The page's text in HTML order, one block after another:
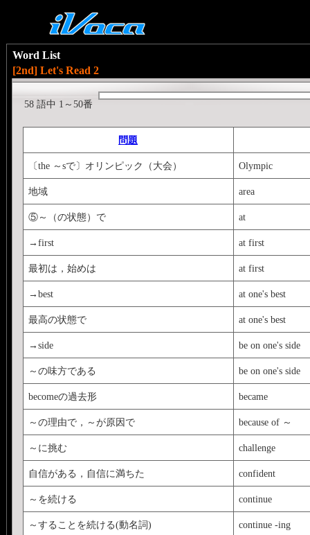
Word List
[2nd] Let's Read 2
58 語中 1～50番
問題
〔the ～sで〕オリンピック（大会） Olympic
地域 area
⑤～（の状態）で at
→first at first
最初は，始めは at first
→best at one's best
最高の状態で at one's best
→side be on one's side
～の味方である be on one's side
becomeの過去形 became
～の理由で，～が原因で because of ～
～に挑む challenge
自信がある，自信に満ちた confident
～を続ける continue
～することを続ける(動名詞) continue -ing